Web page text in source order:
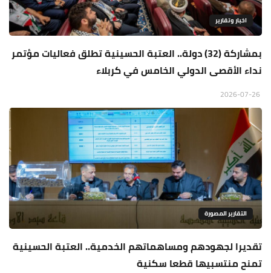
اخبار وتقارير
بمشاركة (32) دولة.. العتبة الحسينية تطلق فعاليات مؤتمر
نداء الأقصى الدولي الخامس في كربلاء
التقارير المصورة
تقديرا لجهودهم ومساهماتهم الخدمية.. العتبة الحسينية
تمنح منتسبيها قطعا سكنية